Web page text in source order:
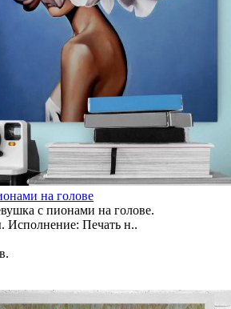
на голове
с пионами на голове.
Исполнение: Печать н..